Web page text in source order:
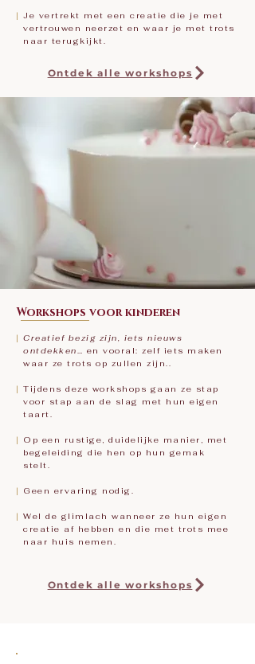
| Je vertrekt met een creatie die je met
vertrouwen neerzet en waar je met trots
naar terugkijkt.
Ontdek alle workshops
Workshops voor kinderen
| Creatief bezig zijn, iets nieuws
ontdekken… en vooral: zelf iets maken
waar ze trots op zullen zijn..
| Tijdens deze workshops gaan ze stap
voor stap aan de slag met hun eigen
taart.
|
Op een rustige, duidelijke manier, met
begeleiding die hen op hun gemak
stelt.
| Geen ervaring nodig.
| Wel de glimlach wanneer ze hun eigen
creatie af hebben en die met trots mee
naar huis nemen.
Ontdek alle workshops